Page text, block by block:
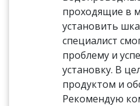
проходящие в
установить
специалист
проблему и
установку. В
продуктом и
Рекомендую